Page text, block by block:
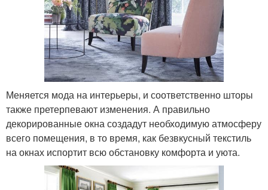
Меняется мода на интерьеры, и соответственно шторы
также претерпевают изменения. А правильно
декорированные окна создадут необходимую атмосферу
всего помещения, в то время, как безвкусный текстиль
на окнах испортит всю обстановку комфорта и уюта.